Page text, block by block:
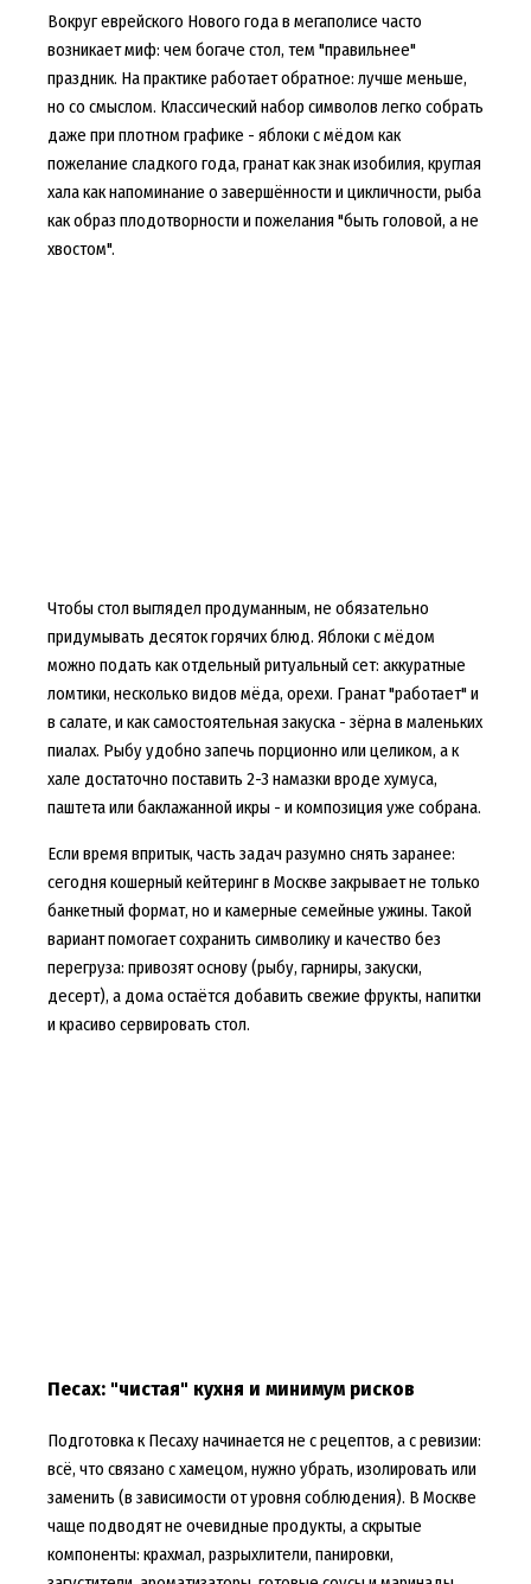
Вокруг еврейского Нового года в мегаполисе часто
возникает миф: чем богаче стол, тем "правильнее"
праздник. На практике работает обратное: лучше меньше,
но со смыслом. Классический набор символов легко собрать
даже при плотном графике - яблоки с мёдом как
пожелание сладкого года, гранат как знак изобилия, круглая
хала как напоминание о завершённости и цикличности, рыба
как образ плодотворности и пожелания "быть головой, а не
хвостом".
Чтобы стол выглядел продуманным, не обязательно
придумывать десяток горячих блюд. Яблоки с мёдом
можно подать как отдельный ритуальный сет: аккуратные
ломтики, несколько видов мёда, орехи. Гранат "работает" и
в салате, и как самостоятельная закуска - зёрна в маленьких
пиалах. Рыбу удобно запечь порционно или целиком, а к
хале достаточно поставить 2-3 намазки вроде хумуса,
паштета или баклажанной икры - и композиция уже собрана.
Если время впритык, часть задач разумно снять заранее:
сегодня кошерный кейтеринг в Москве закрывает не только
банкетный формат, но и камерные семейные ужины. Такой
вариант помогает сохранить символику и качество без
перегруза: привозят основу (рыбу, гарниры, закуски,
десерт), а дома остаётся добавить свежие фрукты, напитки
и красиво сервировать стол.
Песах: "чистая" кухня и минимум рисков
Подготовка к Песаху начинается не с рецептов, а с ревизии:
всё, что связано с хамецом, нужно убрать, изолировать или
заменить (в зависимости от уровня соблюдения). В Москве
чаще подводят не очевидные продукты, а скрытые
компоненты: крахмал, разрыхлители, панировки,